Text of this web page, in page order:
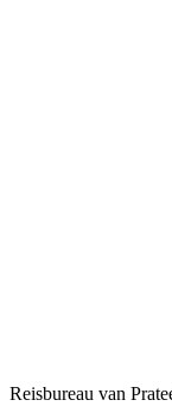
Reisbureau van